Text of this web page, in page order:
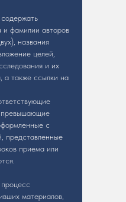
и фамилии авторов
названия
целей,
и их
а также ссылки на
превышающие
с
представленные
приема или
материалов,